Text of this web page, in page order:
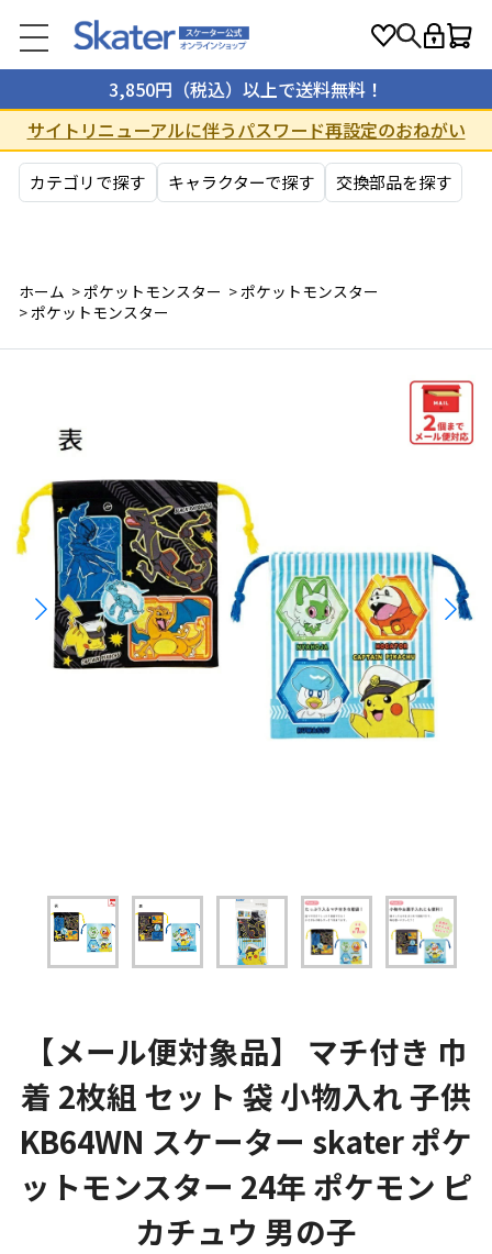
3,850円（税込）以上で送料無料！
サイトリニューアルに伴うパスワード再設定のおねがい
カテゴリで探す キャラクターで探す 交換部品を探す
ホーム >ポケットモンスター >ポケットモンスター
>ポケットモンスター
【メール便対象品】 マチ付き 巾
着 2枚組 セット 袋 小物入れ 子供
KB64WN スケーター skater ポケ
ットモンスター 24年 ポケモン ピ
カチュウ 男の子